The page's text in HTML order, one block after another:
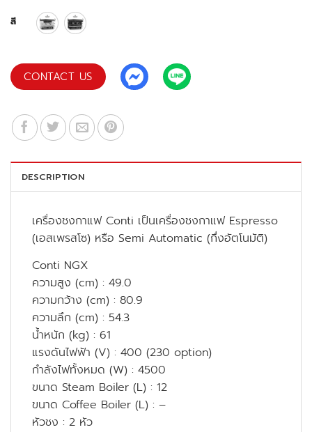
สี
CONTACT US
DESCRIPTION
เครื่องชงกาแฟ Conti เป็นเครื่องชงกาแฟ Espresso
(เอสเพรสโซ) หรือ Semi Automatic (กึ่งอัตโนมัติ)
Conti NGX
ความสูง (cm) : 49.0
ความกว้าง (cm) : 80.9
ความลึก (cm) : 54.3
น้ำหนัก (kg) : 61
แรงดันไฟฟ้า (V) : 400 (230 option)
กำลังไฟทั้งหมด (W) : 4500
ขนาด Steam Boiler (L) : 12
ขนาด Coffee Boiler (L) : –
หัวชง : 2 หัว